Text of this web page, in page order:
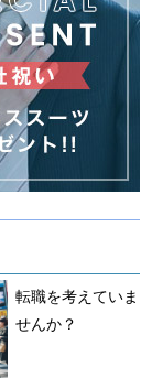
転職を考えていま
せんか？